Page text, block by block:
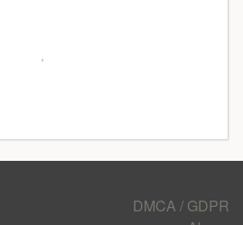
DMCA / GDPR